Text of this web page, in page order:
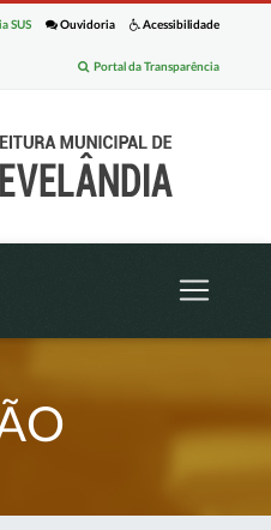
Acessibilidade
Ouvidoria
SUS
Portal da Transparência